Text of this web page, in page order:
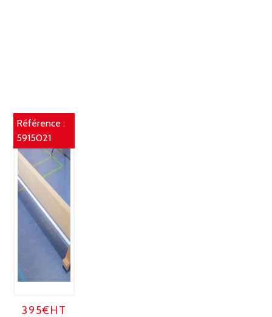
Référence :
5915021
395€HT